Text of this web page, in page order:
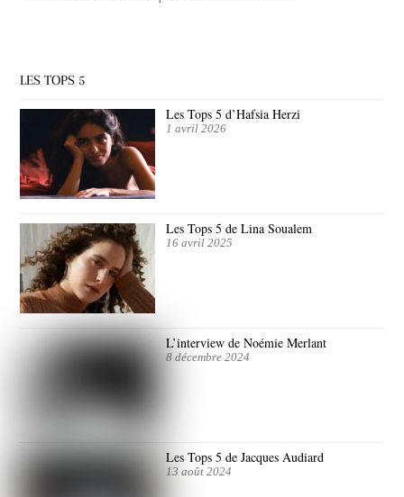
LES TOPS 5
Les Tops 5 d’Hafsia Herzi
1 avril 2026
Les Tops 5 de Lina Soualem
16 avril 2025
L’interview de Noémie Merlant
8 décembre 2024
Les Tops 5 de Jacques Audiard
13 août 2024